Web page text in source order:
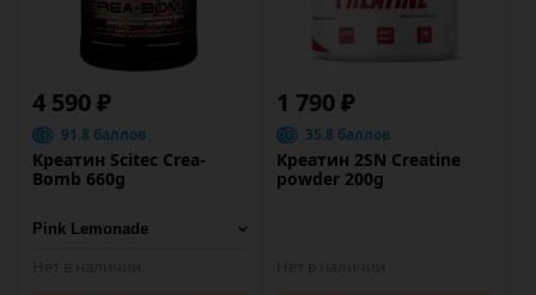
4 590 ₽
91.8 баллов
Креатин Scitec Crea-
Bomb 660g
1 790 ₽
35.8 баллов
Креатин 2SN Creatine
powder 200g